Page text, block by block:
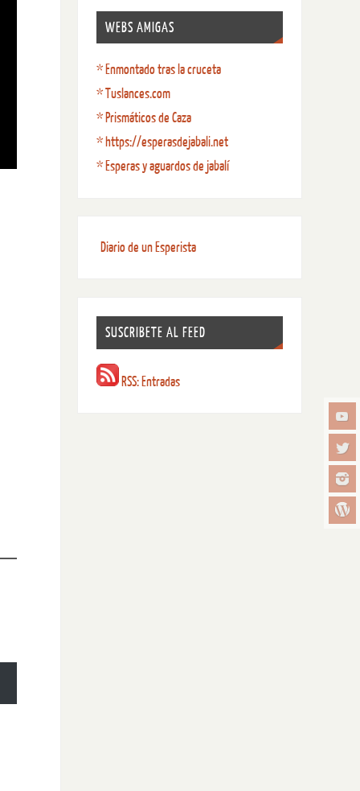
WEBS AMIGAS
* Enmontado tras la cruceta
* Tuslances.com
* Prismáticos de Caza
* https://esperasdejabali.net
* Esperas y aguardos de jabalí
Diario de un Esperista
SUSCRIBETE AL FEED
RSS: Entradas